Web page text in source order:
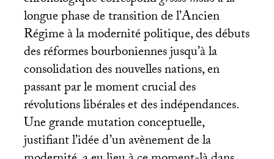
longue phase de transition de l’Ancien
Régime à la modernité politique, des débuts
des réformes bourboniennes jusqu’à la
consolidation des nouvelles nations, en
passant par le moment crucial des
révolutions libérales et des indépendances.
Une grande mutation conceptuelle,
justifiant l’idée d’un avènement de la